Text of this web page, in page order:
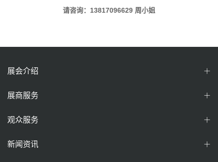
请咨询：13817096629 周小姐
展会介绍
展商服务
观众服务
新闻资讯